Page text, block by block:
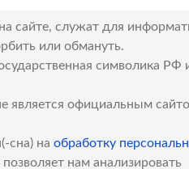
сайте, служат для
или обмануть.
символика РФ
является официальным
сна) на обработку
нам анализировать